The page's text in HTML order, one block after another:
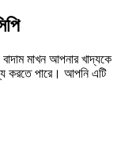
মাখন আপনার খাদ্যকে
করতে পারে। আপনি এটি